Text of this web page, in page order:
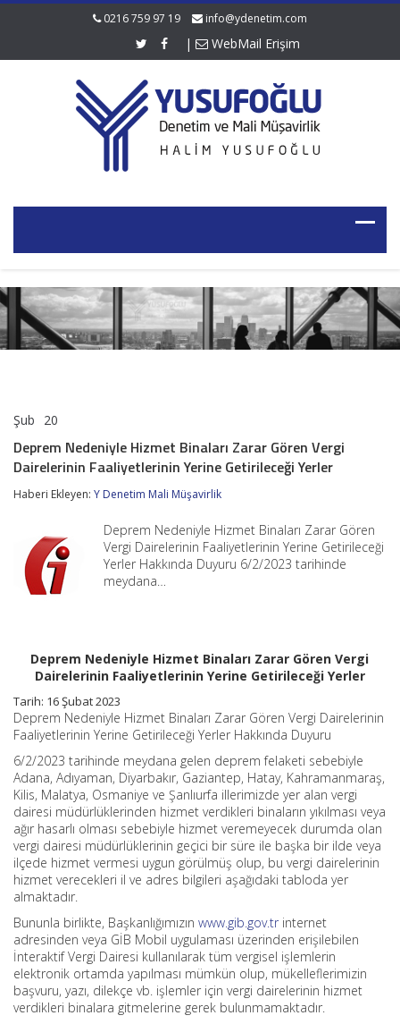
0216 759 97 19 info@ydenetim.com
| WebMail Erişim
Şub 20
Hizmet
Binaları
Gören
Dairelerinin
Faaliyetlerinin
Yerine
Getirileceği
Yerler
Deprem Nedeniyle Hizmet Binaları Zarar Gören Vergi
Dairelerinin Faaliyetlerinin Yerine Getirileceği Yerler
Haberi Ekleyen: Y Denetim Mali Müşavirlik
Deprem Nedeniyle Hizmet Binaları Zarar Gören
Vergi Dairelerinin Faaliyetlerinin Yerine Getirileceği
Yerler Hakkında Duyuru 6/2/2023 tarihinde
meydana…
Deprem Nedeniyle Hizmet Binaları Zarar Gören Vergi
Dairelerinin Faaliyetlerinin Yerine Getirileceği Yerler
Tarih: 16 Şubat 2023
Deprem Nedeniyle Hizmet Binaları Zarar Gören Vergi Dairelerinin
Faaliyetlerinin Yerine Getirileceği Yerler Hakkında Duyuru
6/2/2023 tarihinde meydana gelen deprem felaketi sebebiyle
Adana, Adıyaman, Diyarbakır, Gaziantep, Hatay, Kahramanmaraş,
Kilis, Malatya, Osmaniye ve Şanlıurfa illerimizde yer alan vergi
dairesi müdürlüklerinden hizmet verdikleri binaların yıkılması veya
ağır hasarlı olması sebebiyle hizmet veremeyecek durumda olan
vergi dairesi müdürlüklerinin geçici bir süre ile başka bir ilde veya
ilçede hizmet vermesi uygun görülmüş olup, bu vergi dairelerinin
hizmet verecekleri il ve adres bilgileri aşağıdaki tabloda yer
almaktadır.
Bununla birlikte, Başkanlığımızın www.gib.gov.tr internet
adresinden veya GİB Mobil uygulaması üzerinden erişilebilen
İnteraktif Vergi Dairesi kullanılarak tüm vergisel işlemlerin
elektronik ortamda yapılması mümkün olup, mükelleflerimizin
başvuru, yazı, dilekçe vb. işlemler için vergi dairelerinin hizmet
verdikleri binalara gitmelerine gerek bulunmamaktadır.